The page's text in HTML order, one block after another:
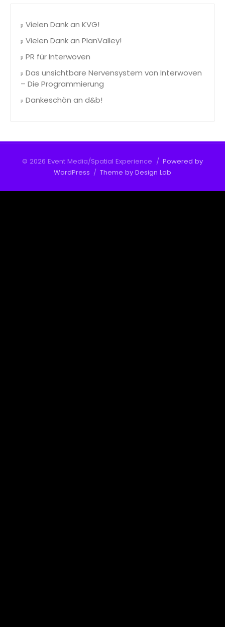
Vielen Dank an KVG!
Vielen Dank an PlanValley!
PR für Interwoven
Das unsichtbare Nervensystem von Interwoven
– Die Programmierung
Dankeschön an d&b!
© 2026 Event Media/Spatial Experience / Powered by
WordPress / Theme by Design Lab